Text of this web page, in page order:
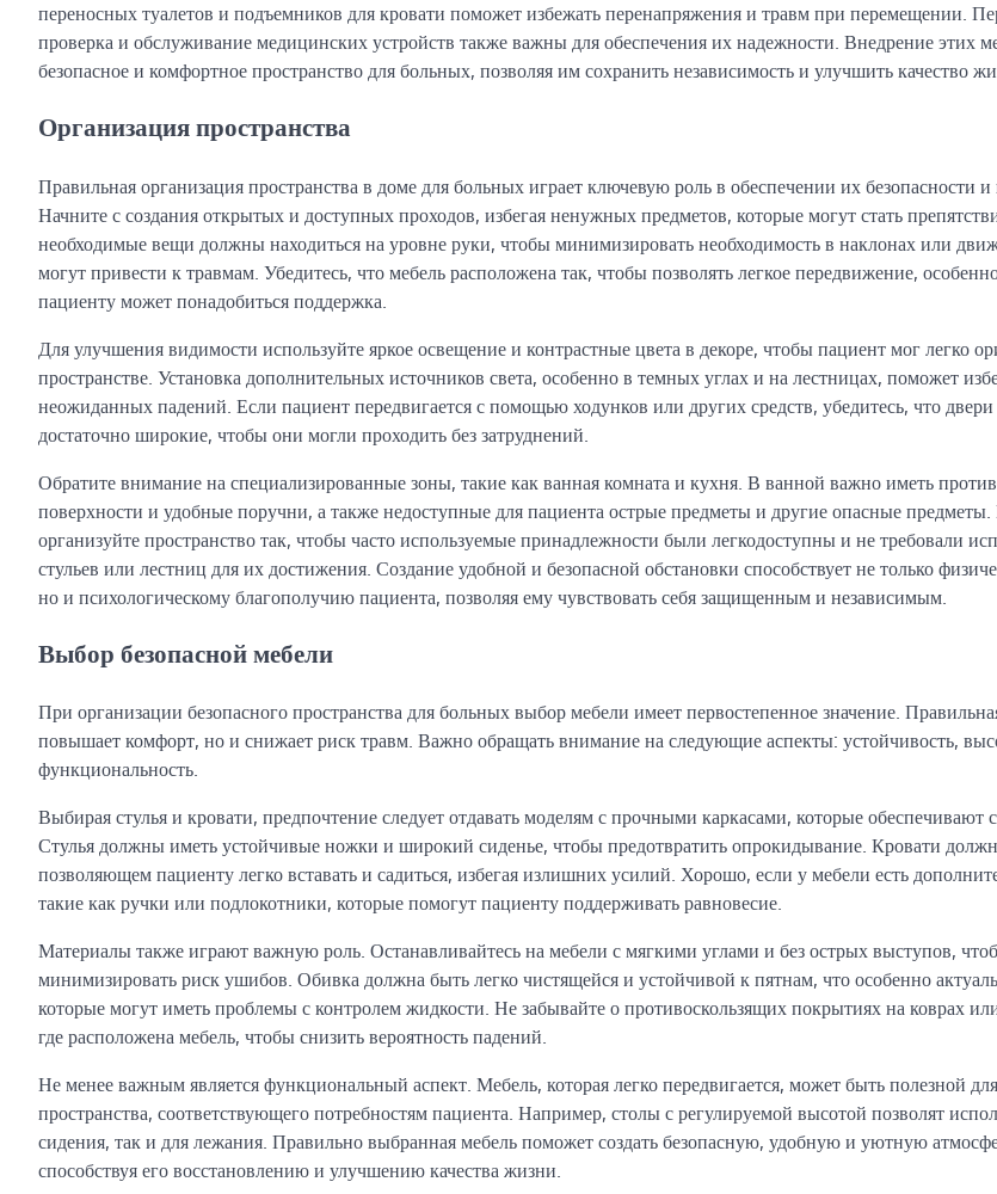
переносных туалетов и подъемников для кровати поможет избежать перенапряжения и травм при перемещении.
проверка и обслуживание медицинских устройств также важны для обеспечения их надежности. Внедрение этих
безопасное и комфортное пространство для больных, позволяя им сохранить независимость и улучшить качество
Организация пространства
Правильная организация пространства в доме для больных играет ключевую роль в обеспечении их безопасности и
Начните с создания открытых и доступных проходов, избегая ненужных предметов, которые могут стать
необходимые вещи должны находиться на уровне руки, чтобы минимизировать необходимость в наклонах или
могут привести к травмам. Убедитесь, что мебель расположена так, чтобы позволять легкое передвижение,
пациенту может понадобиться поддержка.
Для улучшения видимости используйте яркое освещение и контрастные цвета в декоре, чтобы пациент мог легко
пространстве. Установка дополнительных источников света, особенно в темных углах и на лестницах, поможет
неожиданных падений. Если пациент передвигается с помощью ходунков или других средств, убедитесь, что
достаточно широкие, чтобы они могли проходить без затруднений.
Обратите внимание на специализированные зоны, такие как ванная комната и кухня. В ванной важно иметь
поверхности и удобные поручни, а также недоступные для пациента острые предметы и другие опасные
организуйте пространство так, чтобы часто используемые принадлежности были легкодоступны и не требовали
стульев или лестниц для их достижения. Создание удобной и безопасной обстановки способствует не только
но и психологическому благополучию пациента, позволяя ему чувствовать себя защищенным и независимым.
Выбор безопасной мебели
При организации безопасного пространства для больных выбор мебели имеет первостепенное значение.
повышает комфорт, но и снижает риск травм. Важно обращать внимание на следующие аспекты: устойчивость,
функциональность.
Выбирая стулья и кровати, предпочтение следует отдавать моделям с прочными каркасами, которые обеспечивают
Стулья должны иметь устойчивые ножки и широкий сиденье, чтобы предотвратить опрокидывание. Кровати
позволяющем пациенту легко вставать и садиться, избегая излишних усилий. Хорошо, если у мебели есть
такие как ручки или подлокотники, которые помогут пациенту поддерживать равновесие.
Материалы также играют важную роль. Останавливайтесь на мебели с мягкими углами и без острых выступов,
минимизировать риск ушибов. Обивка должна быть легко чистящейся и устойчивой к пятнам, что особенно
которые могут иметь проблемы с контролем жидкости. Не забывайте о противоскользящих покрытиях на коврах
где расположена мебель, чтобы снизить вероятность падений.
Не менее важным является функциональный аспект. Мебель, которая легко передвигается, может быть полезной
пространства, соответствующего потребностям пациента. Например, столы с регулируемой высотой позволят
сидения, так и для лежания. Правильно выбранная мебель поможет создать безопасную, удобную и уютную
способствуя его восстановлению и улучшению качества жизни.